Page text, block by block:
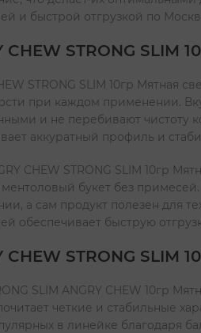
и быстрой отгрузкой по
CHEW STRONG SLIM
STRONG SLIM 10гр
при каждом применении.
и не перебивают чистоту
аккуратный профиль и
CHEW STRONG SLIM 10гр
букет без
а сам продукт полезен для
обеспечивает быструю
CHEW STRONG SLIM
SLIM ANGRY CHEW 10гр
четкие и стабильные
в линейке благодаря